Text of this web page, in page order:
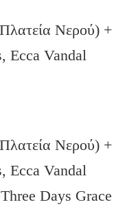
Νερού) +
Ecca Vandal
Νερού) +
Ecca Vandal
Days Grace